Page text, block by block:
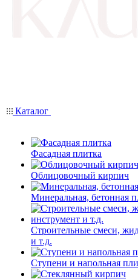
Каталог
Фасадная плитка
Облицовочный кирпич
Минеральная, бетонная
Строительные смеси,
и т.д.
Ступени и напольная